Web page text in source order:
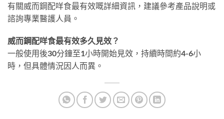
有關威而鋼配咩食最有效嘅詳細資訊，建議參考產品說明或
諮詢專業醫護人員。
威而鋼配咩食最有效多久見效？
一般使用後30分鐘至1小時開始見效，持續時間約4-6小
時，但具體情況因人而異。